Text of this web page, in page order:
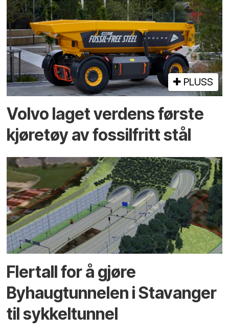
PLUSS
Volvo laget verdens første
kjøretøy av fossilfritt stål
Flertall for å gjøre
Byhaugtunnelen i Stavanger
til sykkeltunnel